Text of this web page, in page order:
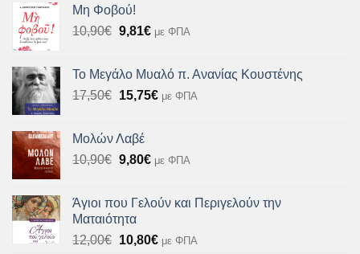
12,90€.
11,61€.
Μη Φοβού!
10,90€ Original
10,90€.
9,81€Η
είναι:
9,81€.
με ΦΠΑ
Το Μεγάλο Μυαλό π. Ανανίας Κουστένης
17,50€ Original
17,50€.
15,75€Η
15,75€.
με ΦΠΑ
Μολών Λαβέ
10,90€ Original
10,90€.
9,80€Η
είναι:
με ΦΠΑ
Άγιοι που Γελούν και Περιγελούν την
Ματαιότητα
12,00€ Original
10,80€Ημε ΦΠΑ